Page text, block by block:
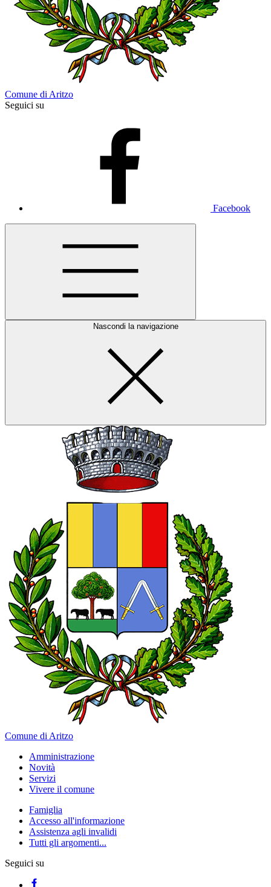
Comune di Aritzo
Seguici su
Facebook
Nascondi la navigazione
Comune di Aritzo
Amministrazione
Novità
Servizi
Vivere il comune
Famiglia
Accesso all'informazione
Assistenza agli invalidi
Tutti gli argomenti...
Seguici su